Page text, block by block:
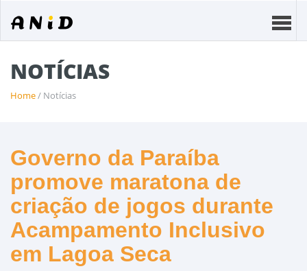
NOTÍCIAS
Home/ Notícias
Governo da Paraíba
promove maratona de
criação de jogos durante
Acampamento Inclusivo
em Lagoa Seca